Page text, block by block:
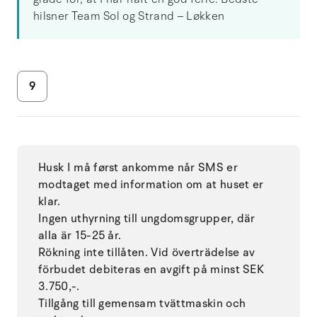
hilsner Team Sol og Strand – Løkken
9
Husk I må først ankomme når SMS er
modtaget med information om at huset er
klar.
Ingen uthyrning till ungdomsgrupper, där
alla är 15-25 år.
Rökning inte tillåten. Vid överträdelse av
förbudet debiteras en avgift på minst SEK
3.750,-.
Tillgång till gemensam tvättmaskin och